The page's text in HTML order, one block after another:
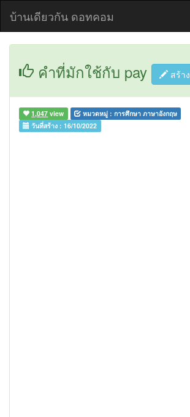
บ้านเดียวกัน ดอทคอม
คำที่มักใช้กับ pay สร้า
1,047 view หมวดหมู่ : การศึกษา ภาษาอังกฤษ
วันที่สร้าง :16/10/2022